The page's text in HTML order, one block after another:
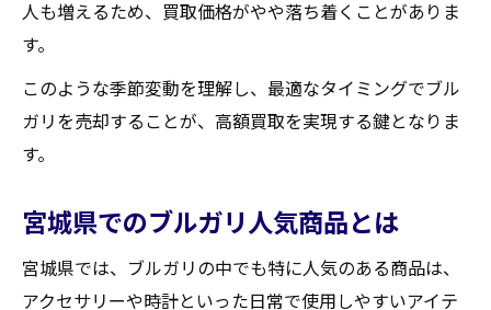
ブルガリの希少価値を示す証拠を準備
市場価値を査定に反映させるテクニック
ブルガリの正規品であることを証明する方
ブルガリを最高の価格で手放すための蔵王町買
取事情
蔵王町におけるブルガリ買取の最新事情
人も増えるため、買取価格がやや落ち着くことがありま
す。
このような季節変動を理解し、最適なタイミングでブル
ガリを売却することが、高額買取を実現する鍵となりま
す。
宮城県でのブルガリ人気商品とは
宮城県では、ブルガリの中でも特に人気のある商品は、
アクセサリーや時計といった日常で使用しやすいアイテ